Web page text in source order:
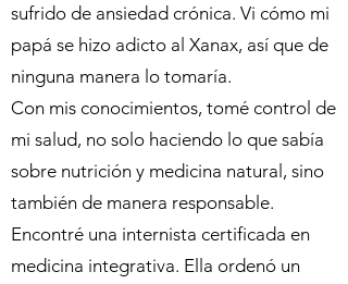
sufrido de ansiedad crónica. Vi cómo mi
papá se hizo adicto al Xanax, así que de
ninguna manera lo tomaría.
Con mis conocimientos, tomé control de
mi salud, no solo haciendo lo que sabía
sobre nutrición y medicina natural, sino
también de manera responsable.
Encontré una internista certificada en
medicina integrativa. Ella ordenó un